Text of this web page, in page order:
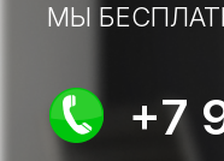
МЫ
+7